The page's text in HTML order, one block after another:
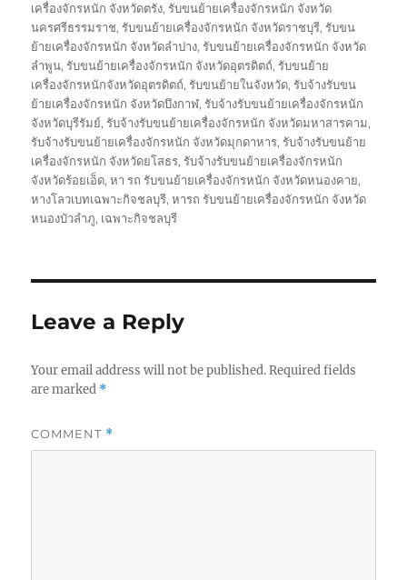
เครื่องจักรหนัก จังหวัดตรัง,รับขนย้ายเครื่องจักรหนัก จังหวัด
นครศรีธรรมราช,รับขนย้ายเครื่องจักรหนัก จังหวัดราชบุรี,รับขน
ย้ายเครื่องจักรหนัก จังหวัดลำปาง,รับขนย้ายเครื่องจักรหนัก จังหวัด
ลำพูน,รับขนย้ายเครื่องจักรหนัก จังหวัดอุตรดิตถ์,รับขนย้าย
เครื่องจักรหนักจังหวัดอุตรดิตถ์,รับขนย้ายในจังหวัด,รับจ้างรับขน
ย้ายเครื่องจักรหนัก จังหวัดบึงกาฬ,รับจ้างรับขนย้ายเครื่องจักรหนัก
จังหวัดบุรีรัมย์,รับจ้างรับขนย้ายเครื่องจักรหนัก จังหวัดมหาสารคาม,
รับจ้างรับขนย้ายเครื่องจักรหนัก จังหวัดมุกดาหาร,รับจ้างรับขนย้าย
เครื่องจักรหนัก จังหวัดยโสธร,รับจ้างรับขนย้ายเครื่องจักรหนัก
จังหวัดร้อยเอ็ด,หา รถ รับขนย้ายเครื่องจักรหนัก จังหวัดหนองคาย,
หางโลวเบทเฉพาะกิจชลบุรี,หารถ รับขนย้ายเครื่องจักรหนัก จังหวัด
หนองบัวลำภู, เฉพาะกิจชลบุรี
Leave a Reply
Your email address will not be published. Required fields
are marked *
COMMENT *